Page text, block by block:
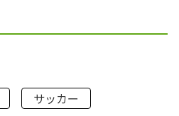
サッカー